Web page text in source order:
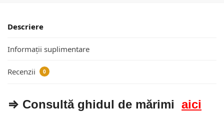
Descriere
Informații suplimentare
Recenzii 0
⇒ Consultă ghidul de mărimi aici